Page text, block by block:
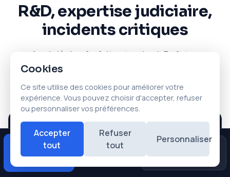
R&D, expertise judiciaire,
incidents critiques
Au-delà des forfaits standard, Dafotec
intervient depuis 2004 sur des dossiers qui
sortent des protocoles connus.
CAS PUBLIC — SEPTEMBRE 2023
Cyberattaque ransomware Black
Basta — Cristallerie Baccarat
Cookies
Ce site utilise des cookies pour améliorer votre
expérience. Vous pouvez choisir d'accepter, refuser
ou personnaliser vos préférences.
Accepter
tout
Refuser
tout
Personnaliser
Diagnostic
gratuit
Google